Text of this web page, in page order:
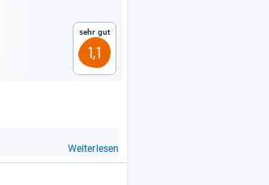
Sehr gut
1,1
Weiterlesen